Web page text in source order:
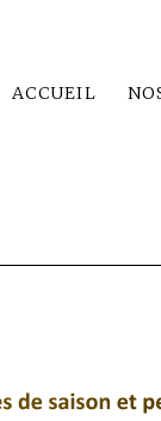
ACCUEIL